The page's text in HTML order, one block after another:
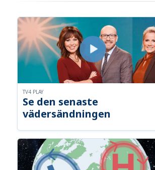
Se den senaste
vädersändningen
TV4 PLAY